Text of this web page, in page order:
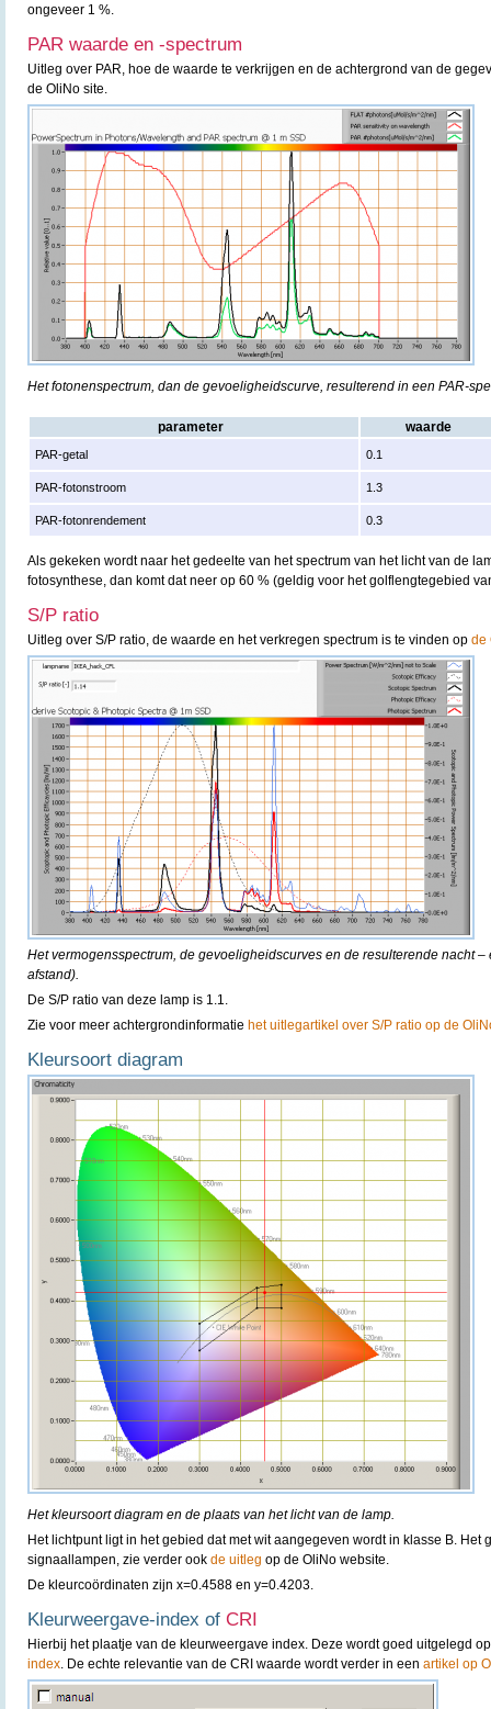
ongeveer 1 %.
PAR waarde en -spectrum
Uitleg over PAR, hoe de waarde te verkrijgen en de achtergrond van de
de OliNo site.
Het fotonenspectrum, dan de gevoeligheidscurve, resulterend in een PAR-
parameter waarde
PAR-getal 0.1
PAR-fotonstroom 1.3
PAR-fotonrendement 0.3
Als gekeken wordt naar het gedeelte van het spectrum van het licht van de
fotosynthese, dan komt dat neer op 60 % (geldig voor het golflengtegebied
S/P ratio
Uitleg over S/P ratio, de waarde en het verkregen spectrum is te vinden op de
Het vermogensspectrum, de gevoeligheidscurves en de resulterende nacht –
afstand).
De S/P ratio van deze lamp is 1.1.
Zie voor meer achtergrondinformatie het uitlegartikel over S/P ratio op de
Kleursoort diagram
Het kleursoort diagram en de plaats van het licht van de lamp.
Het lichtpunt ligt in het gebied dat met wit aangegeven wordt in klasse B. Het
signaallampen, zie verder ook de uitleg op de OliNo website.
De kleurcoördinaten zijn x=0.4588 en y=0.4203.
Kleurweergave-index of CRI
Hierbij het plaatje van de kleurweergave index. Deze wordt goed uitgelegd
index. De echte relevantie van de CRI waarde wordt verder in een artikel op